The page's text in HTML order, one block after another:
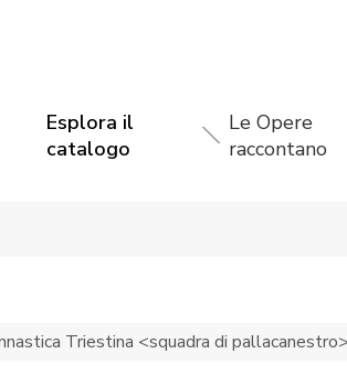
Esplora il
catalogo
Le Opere
raccontano
Triestina <squadra di pallacanestro>